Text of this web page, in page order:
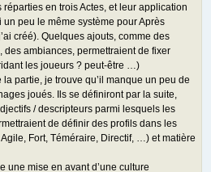
réparties en trois Actes, et leur application
peu le même système pour Après
créé). Quelques ajouts, comme des
des ambiances, permettraient de fixer
les joueurs ? peut-être …)
partie, je trouve qu’il manque un peu de
joués. Ils se définiront par la suite,
/ descripteurs parmi lesquels les
de définir des profils dans les
Fort, Téméraire, Directif, …) et matière
une mise en avant d’une culture